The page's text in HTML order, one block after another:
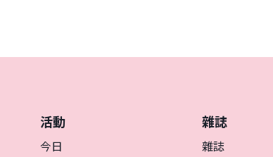
活動
今日
雜誌
雜誌